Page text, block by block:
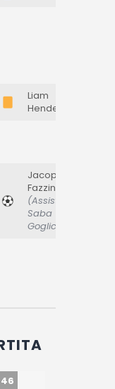
Liam
Henderson
Jacopo
Fazzini
(Assist:
Saba
Goglichidze)
46